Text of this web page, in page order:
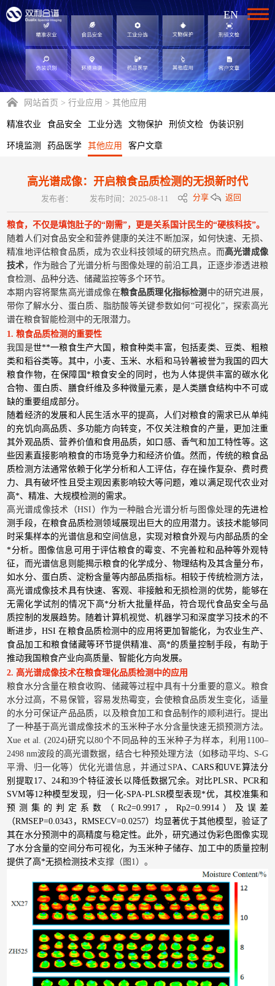
EN
网站首页 >行业应用 >其他应用
精准农业 食品安全 工业分选 文物保护 刑侦文检 伪装识别
环境监测 药品医学 其他应用 客户文章
高光谱成像：开启粮食品质检测的无损新时代
发布者： 发布时间：2025-08-11 分享 返回
粮食，不仅是填饱肚子的“刚需”，更是关系国计民生的“硬核科技”。
随着人们对食品安全和营养健康的关注不断加深，如何快速、无损、
精准地评估粮食品质，成为农业科技领域的研究热点。而高光谱成像
技术 ，作为融合了光谱分析与图像处理的前沿工具，正逐步渗透进粮
食检测、品种分选、储藏监控等多个环节。
本期内容将聚焦高光谱成像在粮食品质理化指标检测 中的研究进展，
带你了解水分、蛋白质、脂肪酸等关键参数如何“可视化”，探索高光
谱在粮食智能检测中的无限潜力。
1. 粮食品质检测的重要性
我国是世**一粮食生产大国，粮食种类丰富，包括麦类、豆类、粗粮
类和稻谷类等。其中，小麦、玉米、水稻和马铃薯被誉为我国的四大
粮食作物，在保障国*粮食安全的同时，也为人体提供丰富的碳水化
合物、蛋白质、膳食纤维及多种微量元素，是人类膳食结构中不可或
缺的重要组成部分。
随着经济的发展和人民生活水平的提高，人们对粮食的需求已从单纯
的充饥向高品质、多功能方向转变，不仅关注粮食的产量，更加注重
其外观品质、营养价值和食用品质，如口感、香气和加工特性等。这
些因素直接影响粮食的市场竞争力和经济价值。然而，传统的粮食品
质检测方法通常依赖于化学分析和人工评估，存在操作复杂、费时费
力、具有破坏性且受主观因素影响较大等问题，难以满足现代农业对
高*、精准、大规模检测的需求。
高光谱成像技术（HSI）作为一种融合光谱分析与图像处理 的先进检
测手段，在粮食品质检测领域展现出巨大的应用潜力。该技术能够同
时采集样本的光谱信息和空间信息，实现对粮食外观与内部品质的全
*分析。图像信息可用于评估粮食的霉变、不完善粒和品种等外观特
征，而光谱信息则能揭示粮食的化学成分、物理结构及其含量分布，
如水分、蛋白质、淀粉含量等内部品质指标。相较于传统检测方法，
高光谱成像技术具有快速、客观、非接触和无损检测的优势，能够在
无需化学试剂的情况下高*分析大批量样品，符合现代食品安全与品
质控制的发展趋势。随着计算机视觉、机器学习和深度学习技术的不
断进步，HSI 在粮食品质检测中的应用将更加智能化，为农业生产、
食品加工和粮食储藏等环节提供精准、高*的质量控制手段，有助于
推动我国粮食产业向高质量、智能化方向发展。
2. 高光谱成像技术在粮食理化品质检测中的应用
粮食水分含量在粮食收购、储藏等过程中具有十分重要的意义。粮食
水分过高，不易保管，容易发热霉变，会使粮食品质发生变化，适量
的水分可保证产品品质，以及粮食加工和食品制作的顺利进行。提出
了一种基于高光谱成像技术的玉米种子水分含量快速无损预测方法。
Xue et al. (2024)研究以80个不同品种的玉米种子为样本，利用1100–
2498 nm波段的高光谱数据，结合七种预处理方法（如移动平均、S-G
平滑、归一化等）优化光谱信息，并通过SPA、CARS和UVE算法分
别提取17、24和39个特征波长以降低数据冗余。对比PLSR、PCR和
SVM等12种模型发现，归一化-SPA-PLSR模型表现*优，其校准集和
预测集的判定系数（Rc2=0.9917，Rp2=0.9914）及误差
（RMSEP=0.0343，RMSECV=0.0257）均显著优于其他模型，验证了
其在水分预测中的高精度与稳定性。此外，研究通过伪彩色图像实现
了水分含量的空间分布可视化，为玉米种子储存、加工中的质量控制
提供了高*无损检测技术支撑（图1）。